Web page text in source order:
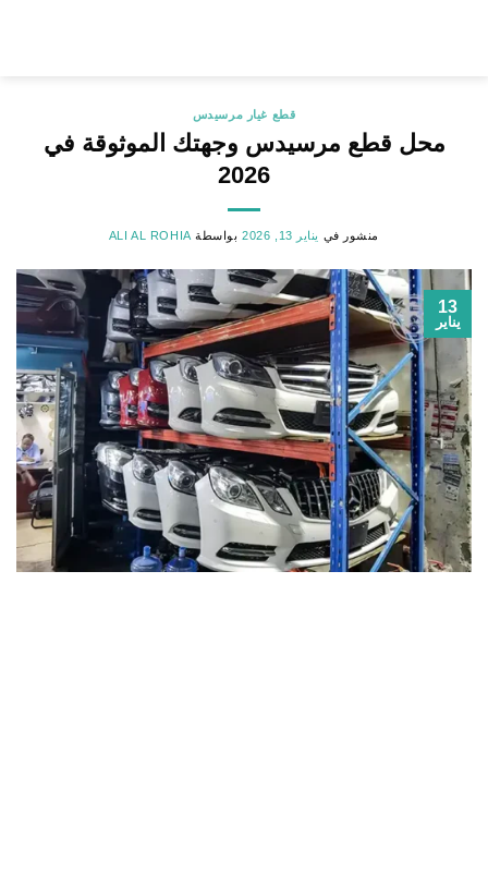
قطع غيار مرسيدس
محل قطع مرسيدس وجهتك الموثوقة في
2026
منشور في يناير 13, 2026 بواسطة ALI AL ROHIA
13
يناير